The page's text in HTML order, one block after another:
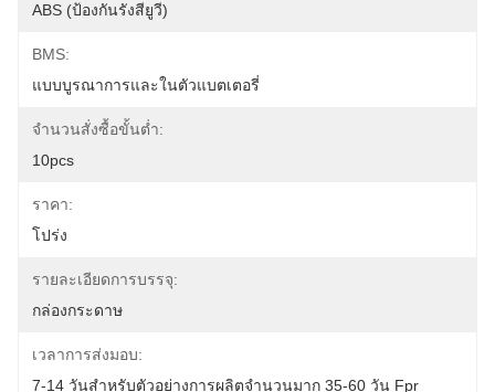
ABS (ป้องกันรังสียูวี)
BMS:
แบบบูรณาการและในตัวแบตเตอรี่
จำนวนสั่งซื้อขั้นต่ำ:
10pcs
ราคา:
โปร่ง
รายละเอียดการบรรจุ:
กล่องกระดาษ
เวลาการส่งมอบ:
7-14 วันสำหรับตัวอย่างการผลิตจำนวนมาก 35-60 วัน Fpr